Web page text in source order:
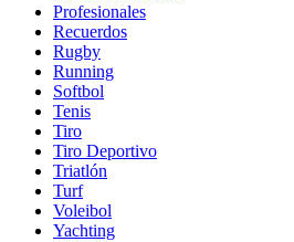
Profesionales
Recuerdos
Rugby
Running
Softbol
Tenis
Tiro
Tiro Deportivo
Triatlón
Turf
Voleibol
Yachting